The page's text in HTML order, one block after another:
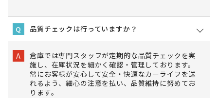
Q 品質チェックは行っていますか？
A
倉庫では専門スタッフが定期的な品質チェックを実
施し、在庫状況を細かく確認・管理しております。
常にお客様が安心して安全・快適なカーライフを送
れるよう、細心の注意を払い、品質維持に努めてお
ります。